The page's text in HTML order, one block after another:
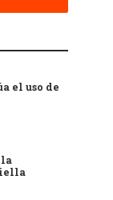
el uso de
la